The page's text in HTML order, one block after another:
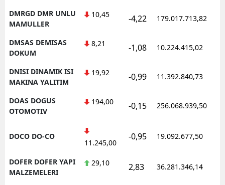
DMRGD DMR UNLU
MAMULLER
10,45 -4,22 179.017.713,82
DMSAS DEMISAS
DOKUM
8,21 -1,08 10.224.415,02
DNISI DINAMIK ISI
MAKINA YALITIM
19,92 -0,99 11.392.840,73
DOAS DOGUS
OTOMOTIV
194,00 -0,15 256.068.939,50
DOCO DO-CO
11.245,00
-0,95 19.092.677,50
DOFER DOFER YAPI
MALZEMELERI
29,10 2,83 36.281.346,14